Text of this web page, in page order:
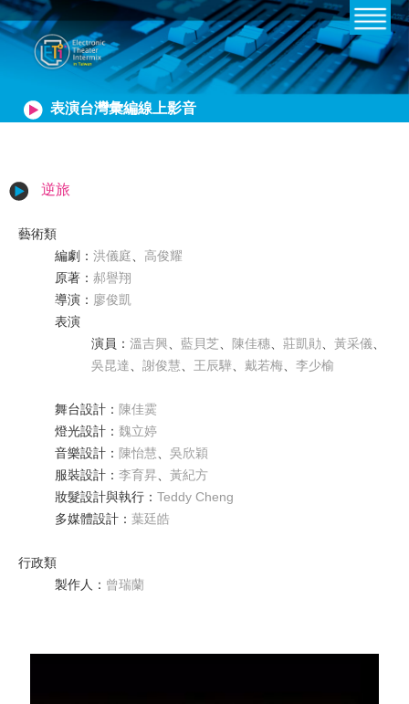
表演台灣彙編線上影音
逆旅
藝術類
編劇 ： 洪儀庭、 高俊耀
原著 ： 郝譽翔
導演 ： 廖俊凱
表演
演員 ： 溫吉興、 藍貝芝、 陳佳穗、 莊凱勛、 黃采儀、
吳昆達、 謝俊慧、 王辰驊、 戴若梅、 李少榆
舞台設計 ： 陳佳霙
燈光設計 ： 魏立婷
音樂設計 ： 陳怡慧、 吳欣穎
服裝設計 ： 李育昇、 黃紀方
妝髮設計與執行 ： Teddy Cheng
多媒體設計 ： 葉廷皓
行政類
製作人 ： 曾瑞蘭